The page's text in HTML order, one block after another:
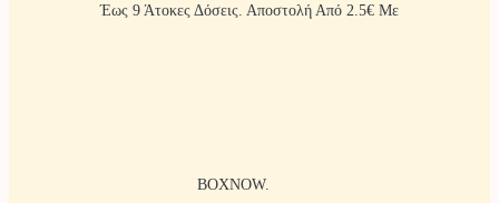
Έως 9 Άτοκες Δόσεις. Αποστολή Από 2.5€ Με
BOXNOW.